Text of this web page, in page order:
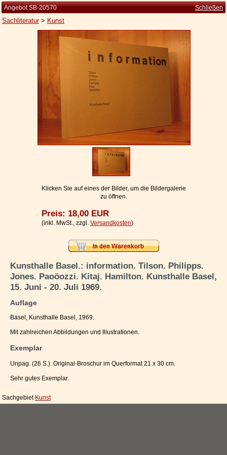
Die Brockhaus Auflagen
Widerrufsbelehrung
Datenschutzerklärung
Ihr Warenkorb
Angebot SB-20570 Schließen
Sachliteratur> Kunst
Klicken Sie auf eines der Bilder, um die Bildergalerie
zu öffnen.
Preis: 18,00 EUR
(inkl. MwSt., zzgl. Versandkosten)
Kunsthalle Basel.: information. Tilson. Philipps.
Jones. Paoöozzi. Kitaj. Hamilton. Kunsthalle Basel,
15. Juni - 20. Juli 1969.
Auflage
Basel, Kunsthalle Basel, 1969.
Mit zahlreichen Abbildungen und Illustrationen.
Exemplar
Unpag. (26 S.). Original-Broschur im Querformat 21 x 30 cm.
Sehr gutes Exemplar.
Sachgebiet Kunst